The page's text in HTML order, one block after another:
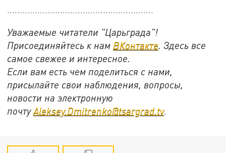
Уважаемые читатели "Царьграда"!
Присоединяйтесь к нам ВКонтакте. Здесь все
самое свежее и интересное.
Если вам есть чем поделиться с нами,
присылайте свои наблюдения, вопросы,
новости на электронную
почтуAleksey.Dmitrenko@tsargrad.tv.